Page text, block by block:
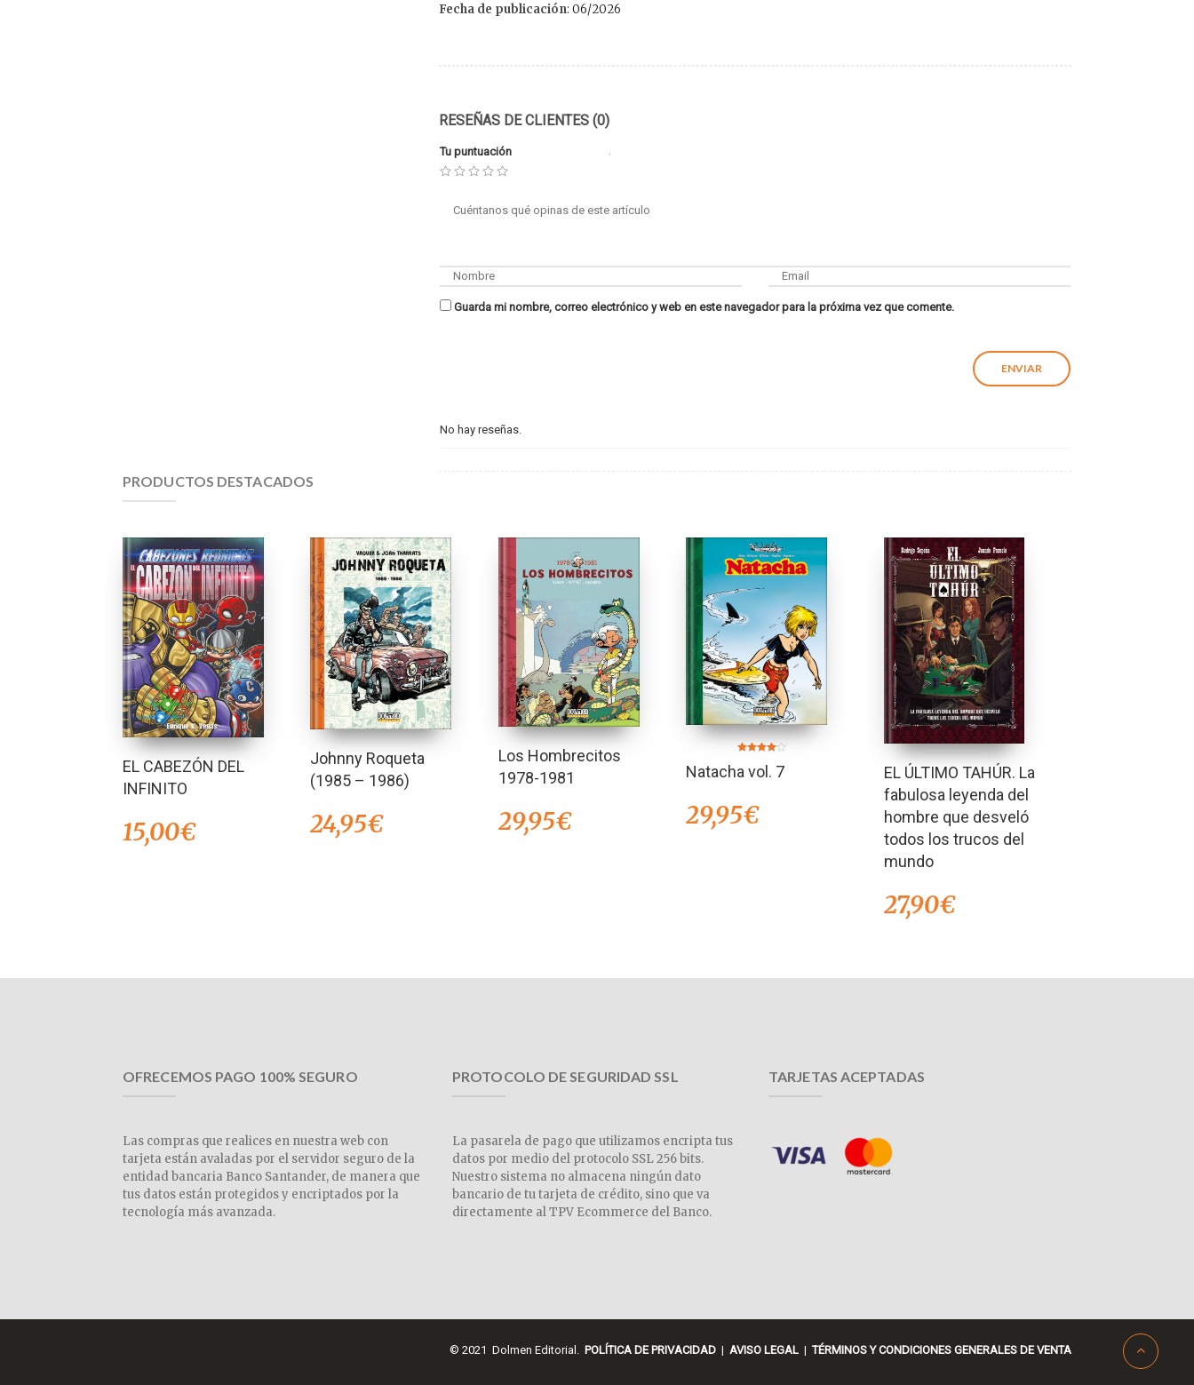
Fecha de publicación: 06/2026
RESEÑAS DE CLIENTES (0)
Tu puntuación
Guarda mi nombre, correo electrónico y web en este navegador para la próxima vez que comente.
No hay reseñas.
PRODUCTOS DESTACADOS
EL CABEZÓN DEL
INFINITO
15,00€
Johnny Roqueta
(1985 – 1986)
24,95€
Los Hombrecitos
1978-1981
29,95€
en
4.00
Natacha vol. 7
29,95€
EL ÚLTIMO TAHÚR. La
fabulosa leyenda del
hombre que desveló
todos los trucos del
mundo
27,90€
OFRECEMOS PAGO 100% SEGURO
Las compras que realices en nuestra web con
tarjeta están avaladas por el servidor seguro de la
entidad bancaria Banco Santander, de manera que
tus datos están protegidos y encriptados por la
tecnología más avanzada.
PROTOCOLO DE SEGURIDAD SSL
La pasarela de pago que utilizamos encripta tus
datos por medio del protocolo SSL 256 bits.
Nuestro sistema no almacena ningún dato
bancario de tu tarjeta de crédito, sino que va
directamente al TPV Ecommerce del Banco.
TARJETAS ACEPTADAS
© 2021 Dolmen Editorial. POLÍTICA DE PRIVACIDAD | AVISO LEGAL |TÉRMINOS Y CONDICIONES GENERALES DE VENTA